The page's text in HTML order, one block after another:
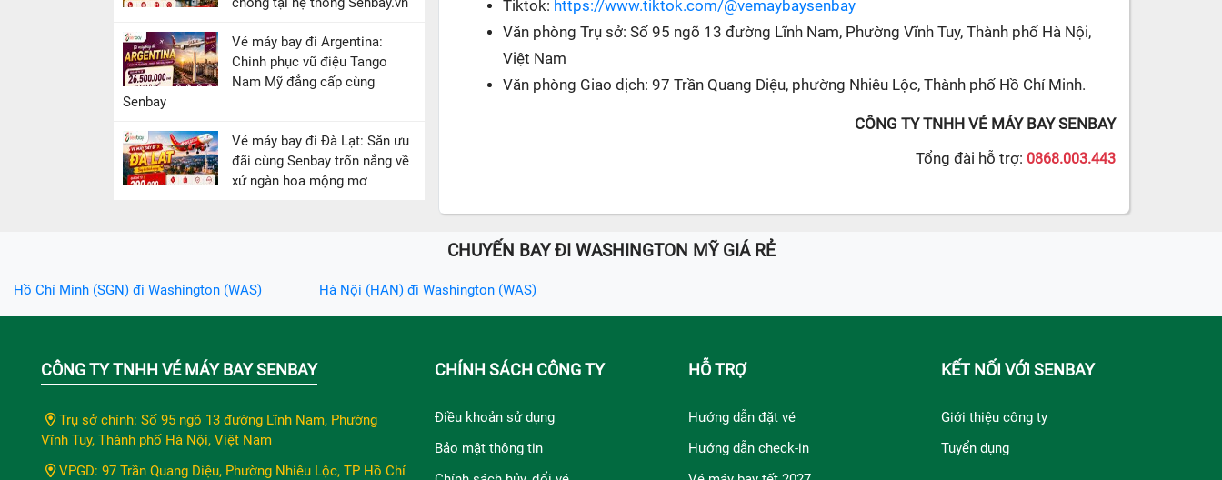
Vé máy bay đi Argentina:
Chinh phục vũ điệu Tango
Nam Mỹ đẳng cấp cùng
Senbay
Vé máy bay đi Đà Lạt: Săn ưu
đãi cùng Senbay trốn nắng về
xứ ngàn hoa mộng mơ
Tiktok: https://www.tiktok.com/@vemaybaysenbay
Văn phòng Trụ sở: Số 95 ngõ 13 đường Lĩnh Nam, Phường Vĩnh Tuy, Thành phố Hà Nội,
Việt Nam
Văn phòng Giao dịch: 97 Trần Quang Diệu, phường Nhiêu Lộc, Thành phố Hồ Chí Minh.
CÔNG TY TNHH VÉ MÁY BAY SENBAY
Tổng đài hỗ trợ: 0868.003.443
CHUYẾN BAY ĐI WASHINGTON MỸ GIÁ RẺ
Hồ Chí Minh (SGN) đi Washington (WAS) Hà Nội (HAN) đi Washington (WAS)
CÔNG TY TNHH VÉ MÁY BAY SENBAY
Trụ sở chính: Số 95 ngõ 13 đường Lĩnh Nam, Phường
Vĩnh Tuy, Thành phố Hà Nội, Việt Nam
VPGD: 97 Trần Quang Diệu, Phường Nhiêu Lộc, TP Hồ Chí
CHÍNH SÁCH CÔNG TY
Điều khoản sử dụng
Bảo mật thông tin
HỖ TRỢ
Hướng dẫn đặt vé
Hướng dẫn check-in
KẾT NỐI VỚI SENBAY
Giới thiệu công ty
Tuyển dụng